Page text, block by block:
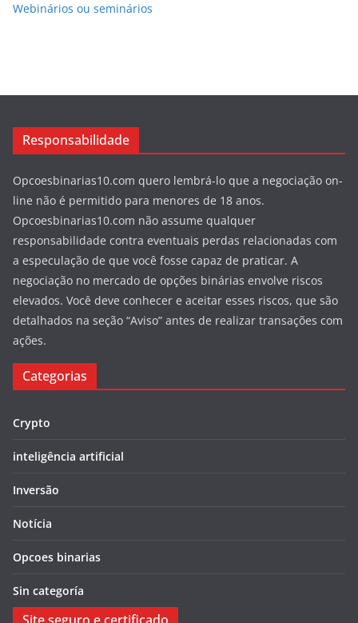
Webinários ou seminários
Responsabilidade
Opcoesbinarias10.com quero lembrá-lo que a negociação on-
line não é permitido para menores de 18 anos.
Opcoesbinarias10.com não assume qualquer
responsabilidade contra eventuais perdas relacionadas com
a especulação de que você fosse capaz de praticar. A
negociação no mercado de opções binárias envolve riscos
elevados. Você deve conhecer e aceitar esses riscos, que são
detalhados na seção “Aviso” antes de realizar transações com
ações.
Categorias
Crypto
inteligência artificial
Inversão
Notícia
Opcoes binarias
Sin categoría